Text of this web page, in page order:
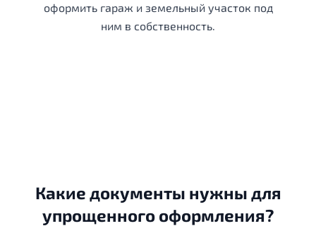
оформить гараж и земельный участок под
ним в собственность.
Какие документы нужны для
упрощенного оформления?